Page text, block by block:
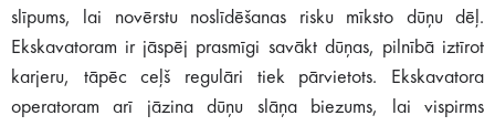
slīpums, lai novērstu noslīdēšanas risku mīksto dūņu dēļ.
Ekskavatoram ir jāspēj prasmīgi savākt dūņas, pilnībā iztīrot
karjeru, tāpēc ceļš regulāri tiek pārvietots. Ekskavatora
operatoram arī jāzina dūņu slāņa biezums, lai vispirms